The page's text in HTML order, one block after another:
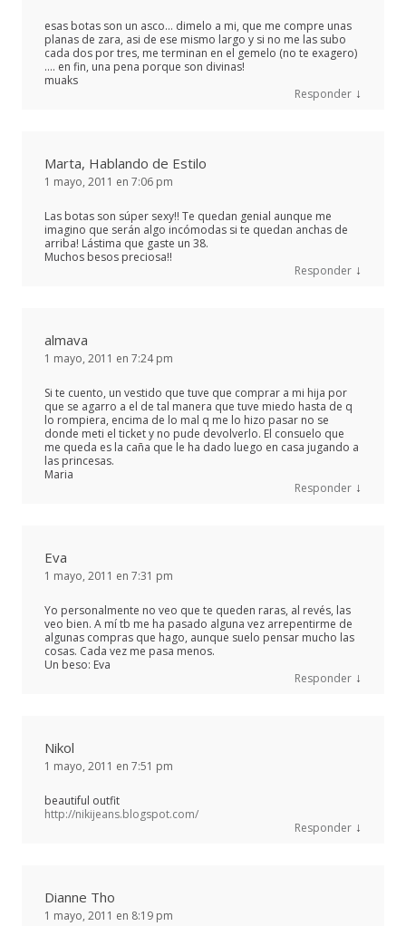
esas botas son un asco… dimelo a mi, que me compre unas
planas de zara, asi de ese mismo largo y si no me las subo
cada dos por tres, me terminan en el gemelo (no te exagero)
…. en fin, una pena porque son divinas!
muaks
Responder ↓
Marta, Hablando de Estilo
1 mayo, 2011 en 7:06 pm
Las botas son súper sexy!! Te quedan genial aunque me
imagino que serán algo incómodas si te quedan anchas de
arriba! Lástima que gaste un 38.
Muchos besos preciosa!!
Responder ↓
almava
1 mayo, 2011 en 7:24 pm
Si te cuento, un vestido que tuve que comprar a mi hija por
que se agarro a el de tal manera que tuve miedo hasta de q
lo rompiera, encima de lo mal q me lo hizo pasar no se
donde meti el ticket y no pude devolverlo. El consuelo que
me queda es la caña que le ha dado luego en casa jugando a
las princesas.
Maria
Responder ↓
Eva
1 mayo, 2011 en 7:31 pm
Yo personalmente no veo que te queden raras, al revés, las
veo bien. A mí tb me ha pasado alguna vez arrepentirme de
algunas compras que hago, aunque suelo pensar mucho las
cosas. Cada vez me pasa menos.
Un beso: Eva
Responder ↓
Nikol
1 mayo, 2011 en 7:51 pm
beautiful outfit
http://nikijeans.blogspot.com/
Responder ↓
Dianne Tho
1 mayo, 2011 en 8:19 pm